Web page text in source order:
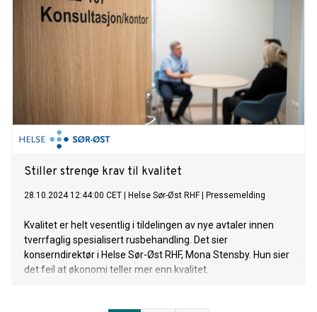
Stiller strenge krav til kvalitet
28.10.2024 12:44:00 CET Helse Sør-Øst RHF| Pressemelding
Kvalitet er helt vesentlig i tildelingen av nye avtaler innen
tverrfaglig spesialisert rusbehandling. Det sier
konserndirektør i Helse Sør-Øst RHF, Mona Stensby. Hun sier
det feil at økonomi teller mer enn kvalitet.